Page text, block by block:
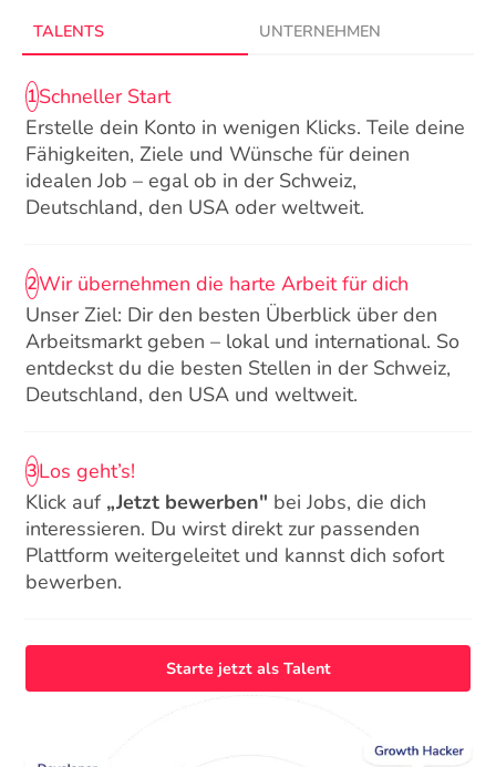
TALENTS UNTERNEHMEN
1Schneller Start
Erstelle dein Konto in wenigen Klicks. Teile deine
Fähigkeiten, Ziele und Wünsche für deinen
idealen Job – egal ob in der Schweiz,
Deutschland, den USA oder weltweit.
2Wir übernehmen die harte Arbeit für dich
Unser Ziel: Dir den besten Überblick über den
Arbeitsmarkt geben – lokal und international. So
entdeckst du die besten Stellen in der Schweiz,
Deutschland, den USA und weltweit.
3Los geht’s!
Klick auf „Jetzt bewerben" bei Jobs, die dich
interessieren. Du wirst direkt zur passenden
Plattform weitergeleitet und kannst dich sofort
bewerben.
Starte jetzt als Talent